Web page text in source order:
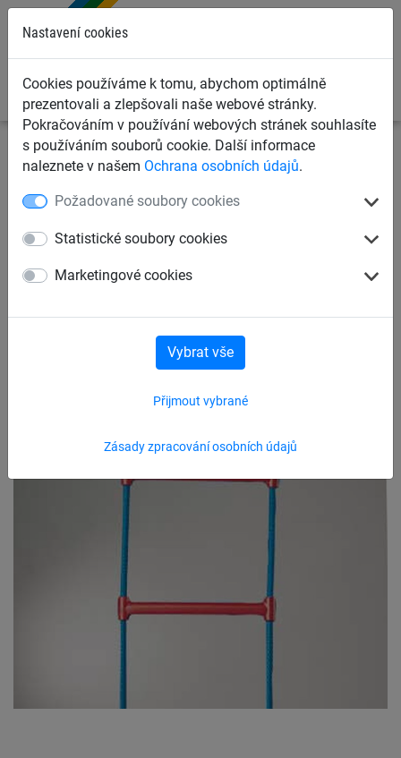
Nastavení cookies
Cookies používáme k tomu, abychom optimálně
prezentovali a zlepšovali naše webové stránky.
Pokračováním v používání webových stránek souhlasíte
s používáním souborů cookie. Další informace
naleznete v našem Ochrana osobních údajů.
Požadované soubory cookies
Statistické soubory cookies
Marketingové cookies
Zásady zpracování osobních údajů
Přijmout vybrané
Vybrat vše
Ochranné sítě a plachty
Ocelové sítě a provazové žebříky
Provazový žebřík s lany
"Herkules", příčky plast